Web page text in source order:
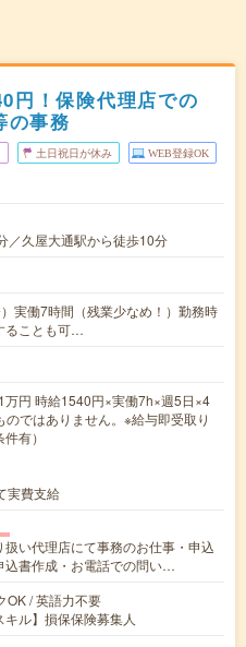
円！保険代理店での
の事務
土日祝日が休み WEB登録OK
／久屋大通駅から徒歩10分
実働7時間（残業少なめ！）勤務時
ることも可…
円 時給1540円×実働7h×週5日×4
ではありません。※給与即受取り
有）
実費支給
い代理店にて事務のお仕事・申込
込書作成・お電話での問い…
OK / 英語力不要
ル】損保保険募集人